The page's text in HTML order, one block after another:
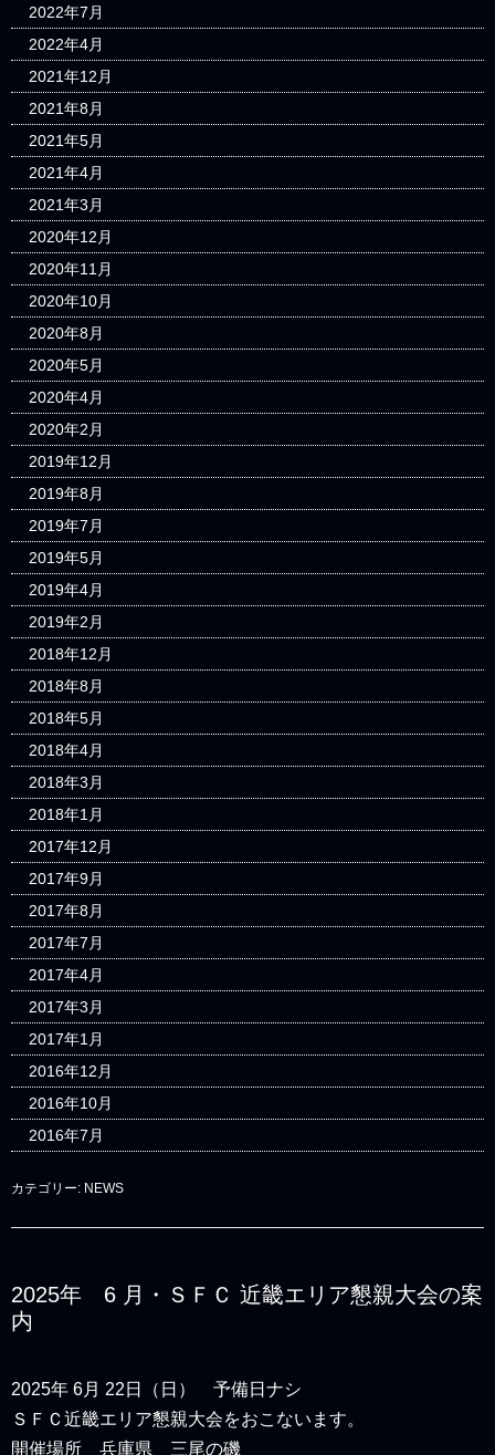
2022年7月
2022年4月
2021年12月
2021年8月
2021年5月
2021年4月
2021年3月
2020年12月
2020年11月
2020年10月
2020年8月
2020年5月
2020年4月
2020年2月
2019年12月
2019年8月
2019年7月
2019年5月
2019年4月
2019年2月
2018年12月
2018年8月
2018年5月
2018年4月
2018年3月
2018年1月
2017年12月
2017年9月
2017年8月
2017年7月
2017年4月
2017年3月
2017年1月
2016年12月
2016年10月
2016年7月
カテゴリー: NEWS
2025年 6 月・ＳＦＣ 近畿エリア懇親大会の案
内
2025年 6月 22日（日） 予備日ナシ
ＳＦＣ近畿エリア懇親大会をおこないます。
開催場所 兵庫県 三尾の磯